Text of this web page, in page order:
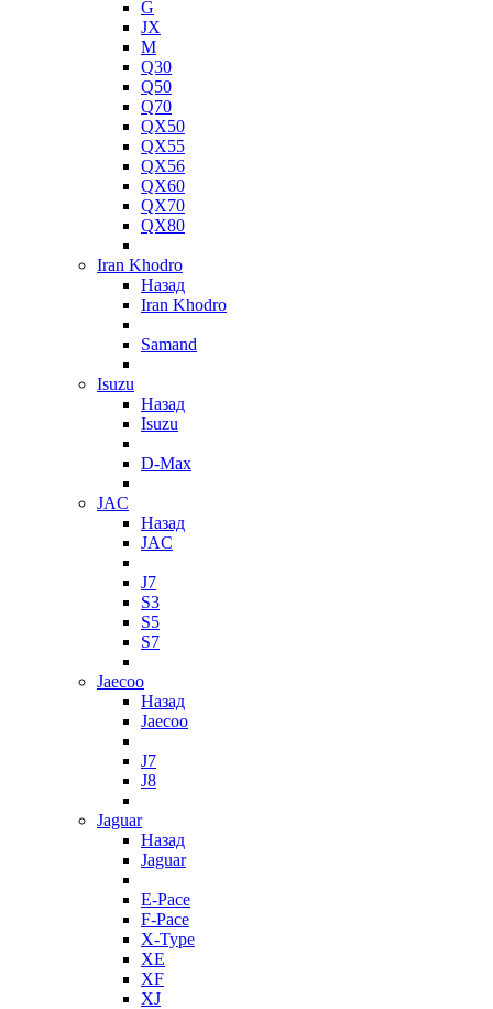
G
JX
M
Q30
Q50
Q70
QX50
QX55
QX56
QX60
QX70
QX80
Iran Khodro
Назад
Iran Khodro
Samand
Isuzu
Назад
Isuzu
D-Max
JAC
Назад
JAC
J7
S3
S5
S7
Jaecoo
Назад
Jaecoo
J7
J8
Jaguar
Назад
Jaguar
E-Pace
F-Pace
X-Type
XE
XF
XJ